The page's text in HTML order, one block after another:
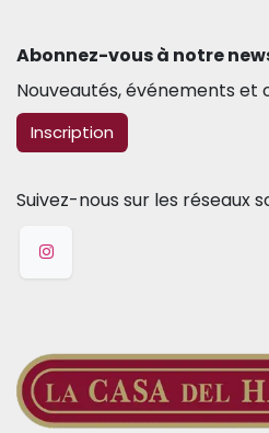
Abonnez-vous à notre
Nouveautés, événements et
​​​​Inscription
Suivez-nous sur les réseaux